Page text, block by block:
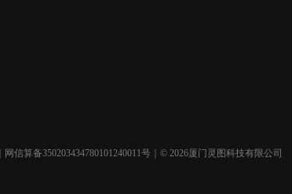
｜网信算备350203434780101240011号｜© 2026厦门灵图科技有限公司